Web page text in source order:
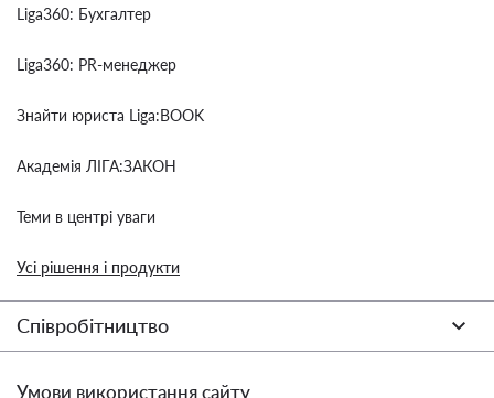
Liga360: Бухгалтер
Liga360: PR-менеджер
Знайти юриста Liga:BOOK
Академія ЛІГА:ЗАКОН
Теми в центрі уваги
Усі рішення і продукти
Співробітництво
Умови використання сайту